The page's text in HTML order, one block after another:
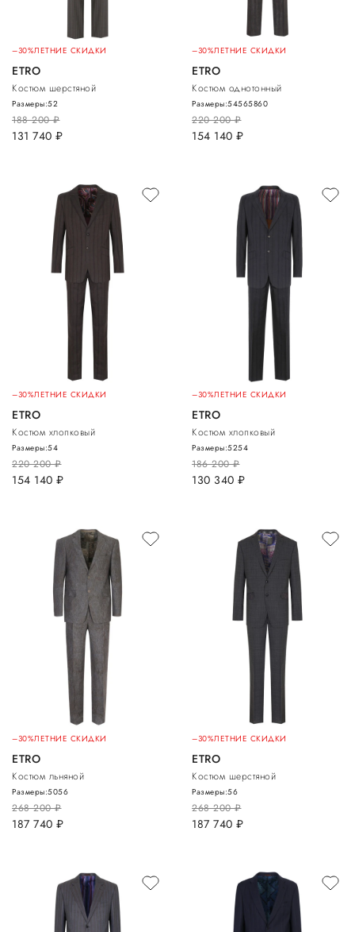
–30%ЛЕТНИЕ СКИДКИ
ETRO
Костюм шерстяной
188 200руб.
131 740 руб.
Размеры:52
–30%ЛЕТНИЕ СКИДКИ
ETRO
Костюм однотонный
220 200руб.
154 140 руб.
Размеры:54565860
–30%ЛЕТНИЕ СКИДКИ
ETRO
Костюм хлопковый
220 200руб.
154 140 руб.
Размеры:54
–30%ЛЕТНИЕ СКИДКИ
ETRO
Костюм хлопковый
186 200руб.
130 340 руб.
Размеры:5254
–30%ЛЕТНИЕ СКИДКИ
ETRO
Костюм льняной
268 200руб.
187 740 руб.
Размеры:5056
–30%ЛЕТНИЕ СКИДКИ
ETRO
Костюм шерстяной
268 200руб.
187 740 руб.
Размеры:56